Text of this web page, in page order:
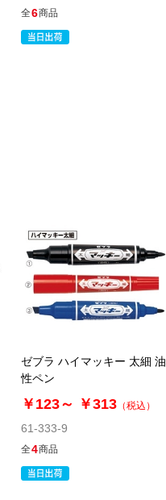
61-333-1-6
61-333-1-8
(8). 黄
税抜 ￥170￥187
当日出荷
※日祝除く12時まで
(9). 黄緑
全6商品
ゼブラ ハイマッキー 太細 油
性ペン
￥123～ ￥313 （税込）
61-333-9
全4商品